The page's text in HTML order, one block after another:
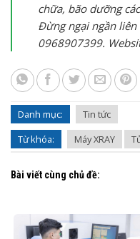
chữa, bão dưỡng
Đừng ngại ngần
0968907399.
Danh mục:
Tin tức
Từ khóa:
Máy XRAY
Bài viết cùng chủ đề: